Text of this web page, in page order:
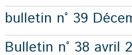
bulletin n° 39
Bulletin n° 38 avril